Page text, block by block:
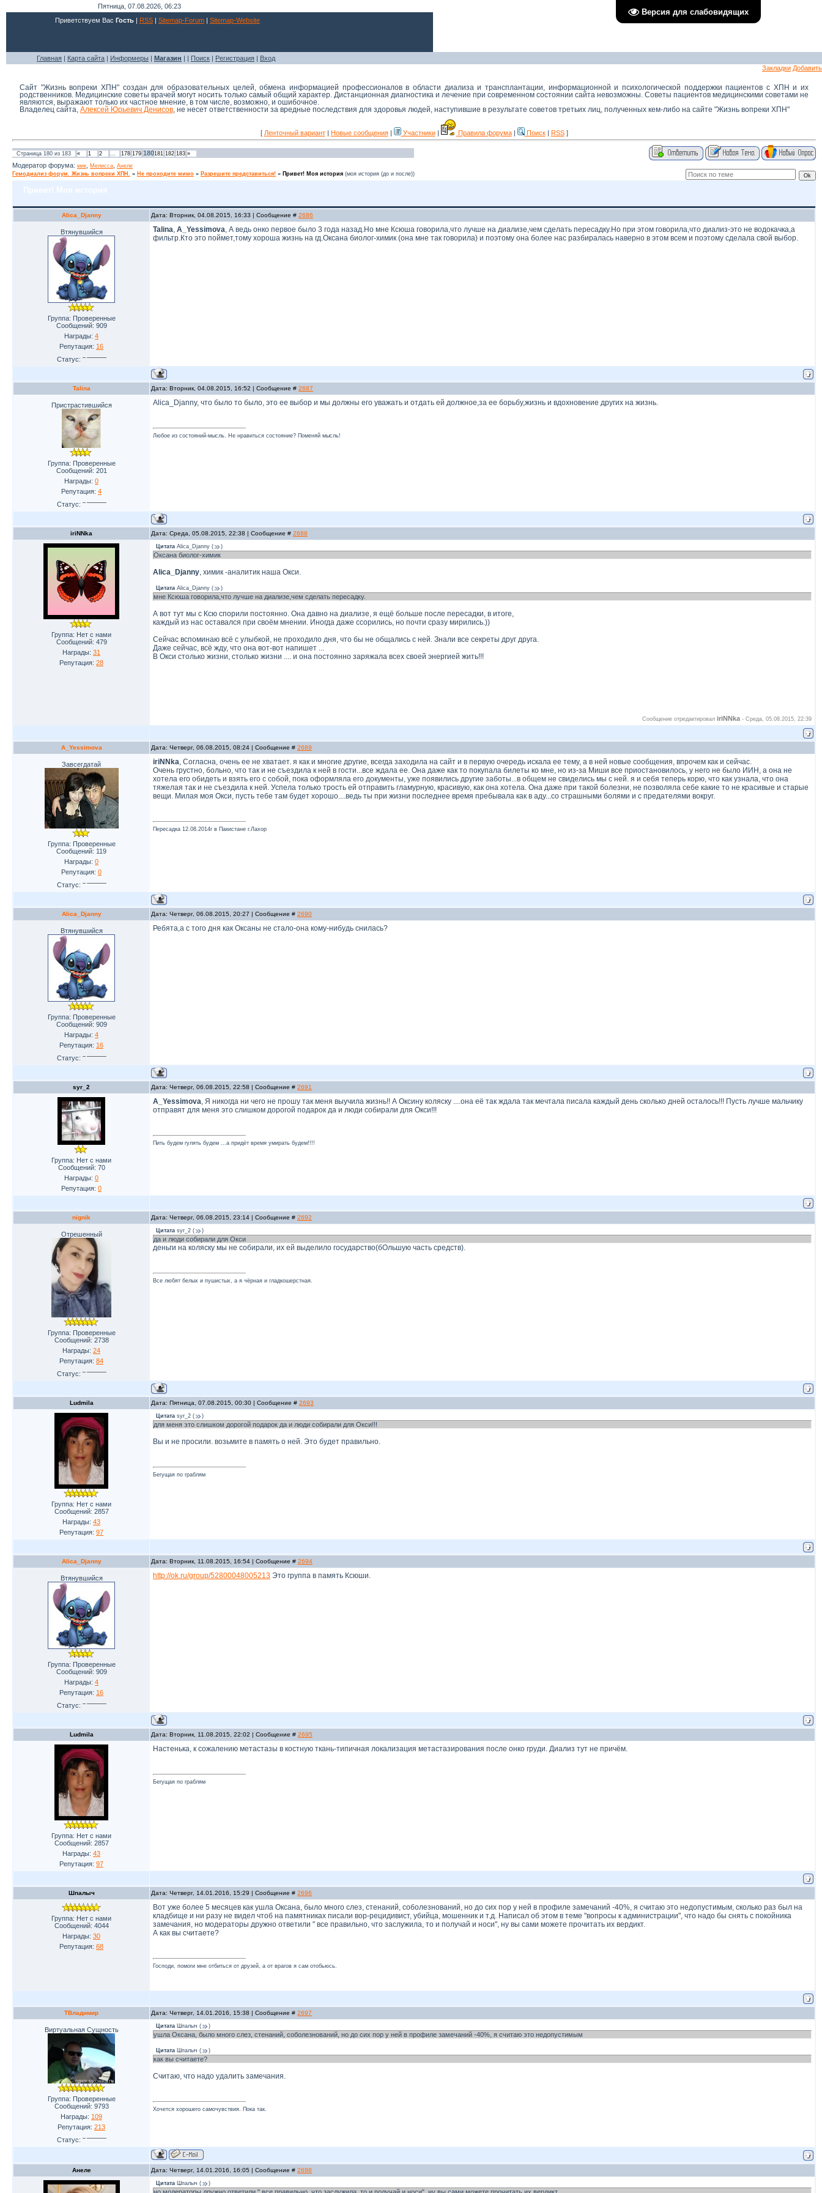
Версия для слабовидящих
Пятница, 07.08.2026, 06:23
Приветствуем Вас Гость | RSS | Sitemap-Forum | Sitemap-Website
Главная | Карта сайта | Информеры | Магазин | | Поиск | Регистрация | Вход
Закладки Добавить
Сайт "Жизнь вопреки ХПН" создан для образовательных целей, обмена информацией профессионалов в области диализа и трансплантации, информационной и психологической поддержки пациентов с ХПН и их
родственников. Медицинские советы врачей могут носить только самый общий характер. Дистанционная диагностика и лечение при современном состоянии сайта невозможны. Советы пациентов медицинскими советами не
являются, выражают только их частное мнение, в том числе, возможно, и ошибочное.
Владелец сайта, Алексей Юрьевич Денисов , не несет ответственности за вредные последствия для здоровья людей, наступившие в результате советов третьих лиц, полученных кем-либо на сайте "Жизнь вопреки ХПН"
[ Ленточный вариант| Новые сообщения| Участники| Правила форума| Поиск| RSS]
Страница 180 из 183 « 1 2 … 178 179 180181 182 183 »
Модератор форума: мик Мелисса Анеле
Гемодиализ форум. Жизнь вопреки ХПН. » Не проходите мимо » Разрешите представиться! » Привет! Моя история (моя история (до и после))
Привет! Моя история
Alica_Djanny Дата: Вторник, 04.08.2015, 16:33 | Сообщение # 2686
Втянувшийся
Группа: Проверенные
Сообщений: 909
Награды: 4
Репутация: 16
Статус:
Talina, A_Yessimova, А ведь онко первое было 3 года назад.Но мне Ксюша говорила,что лучше на диализе,чем сделать пересадку.Но при этом говорила,что диализ-это не водокачка,а
фильтр.Кто это поймет,тому хороша жизнь на гд.Оксана биолог-химик (она мне так говорила) и поэтому она более нас разбиралась наверно в этом всем и поэтому сделала свой выбор.
Talina Дата: Вторник, 04.08.2015, 16:52 | Сообщение # 2687
Пристрастившийся
Группа: Проверенные
Сообщений: 201
Награды: 0
Репутация: 4
Статус:
Alica_Djanny, что было то было, это ее выбор и мы должны его уважать и отдать ей должное,за ее борьбу,жизнь и вдохновение других на жизнь.
Любое из состояний-мысль. Не нравиться состояние? Поменяй мысль!
iriNNka Дата: Среда, 05.08.2015, 22:38 | Сообщение # 2688
Группа: Нет с нами
Сообщений: 479
Награды: 31
Репутация: 28
Цитата Alica_Djanny ( )
Оксана биолог-химик
Alica_Djanny, химик -аналитик наша Окси.
Цитата Alica_Djanny ( )
мне Ксюша говорила,что лучше на диализе,чем сделать пересадку.
А вот тут мы с Ксю спорили постоянно. Она давно на диализе, я ещё больше после пересадки, в итоге,
каждый из нас оставался при своём мнении. Иногда даже ссорились, но почти сразу мирились.))
Сейчас вспоминаю всё с улыбкой, не проходило дня, что бы не общались с ней. Знали все секреты друг друга.
Даже сейчас, всё жду, что она вот-вот напишет ...
В Окси столько жизни, столько жизни .... и она постоянно заряжала всех своей энергией жить!!!
Сообщение отредактировал iriNNka - Среда, 05.08.2015, 22:39
A_Yessimova Дата: Четверг, 06.08.2015, 08:24 | Сообщение # 2689
Завсегдатай
Группа: Проверенные
Сообщений: 119
Награды: 0
Репутация: 0
Статус:
iriNNka, Согласна, очень ее не хватает. я как и многие другие, всегда заходила на сайт и в первую очередь искала ее тему, а в ней новые сообщения, впрочем как и сейчас.
Очень грустно, больно, что так и не съездила к ней в гости...все ждала ее. Она даже как то покупала билеты ко мне, но из-за Миши все приостановилось, у него не было ИИН, а она не
хотела его обидеть и взять его с собой, пока оформляла его документы, уже появились другие заботы...в общем не свиделись мы с ней. я и себя теперь корю, что как узнала, что она
тяжелая так и не съездила к ней. Успела только трость ей отправить гламурную, красивую, как она хотела. Она даже при такой болезни, не позволяла себе какие то не красивые и старые
вещи. Милая моя Окси, пусть тебе там будет хорошо....ведь ты при жизни последнее время пребывала как в аду...со страшными болями и с предателями вокруг.
Пересадка 12.08.2014г в Пакистане г.Лахор
Alica_Djanny Дата: Четверг, 06.08.2015, 20:27 | Сообщение # 2690
Втянувшийся
Группа: Проверенные
Сообщений: 909
Награды: 4
Репутация: 16
Статус:
Ребята,а с того дня как Оксаны не стало-она кому-нибудь снилась?
syr_2 Дата: Четверг, 06.08.2015, 22:58 | Сообщение # 2691
Группа: Нет с нами
Сообщений: 70
Награды: 0
Репутация: 0
A_Yessimova, Я никогда ни чего не прошу так меня выучила жизнь!! А Оксину коляску ....она её так ждала так мечтала писала каждый день сколько дней осталось!!! Пусть лучше мальчику
отправят для меня это слишком дорогой подарок да и люди собирали для Окси!!!
Пить будем гулять будем ...а придёт время умирать будем!!!!
nignik Дата: Четверг, 06.08.2015, 23:14 | Сообщение # 2692
Отрешенный
Группа: Проверенные
Сообщений: 2738
Награды: 24
Репутация: 84
Статус:
Цитата syr_2 ( )
да и люди собирали для Окси
деньги на коляску мы не собирали, их ей выделило государство(бОльшую часть средств).
Все любят белых и пушистых, а я чёрная и гладкошерстная.
Ludmila Дата: Пятница, 07.08.2015, 00:30 | Сообщение # 2693
Группа: Нет с нами
Сообщений: 2857
Награды: 43
Репутация: 97
Цитата syr_2 ( )
для меня это слишком дорогой подарок да и люди собирали для Окси!!!
Вы и не просили. возьмите в память о ней. Это будет правильно.
Бегущая по граблям
Alica_Djanny Дата: Вторник, 11.08.2015, 16:54 | Сообщение # 2694
Втянувшийся
Группа: Проверенные
Сообщений: 909
Награды: 4
Репутация: 16
Статус:
http://ok.ru/group/52800048005213 Это группа в память Ксюши.
Ludmila Дата: Вторник, 11.08.2015, 22:02 | Сообщение # 2695
Группа: Нет с нами
Сообщений: 2857
Награды: 43
Репутация: 97
Настенька, к сожалению метастазы в костную ткань-типичная локализация метастазирования после онко груди. Диализ тут не причём.
Бегущая по граблям
Шпалыч Дата: Четверг, 14.01.2016, 15:29 | Сообщение # 2696
Группа: Нет с нами
Сообщений: 4044
Награды: 30
Репутация: 68
Вот уже более 5 месяцев как ушла Оксана, было много слез, стенаний, соболезнований, но до сих пор у ней в профиле замечаний -40%, я считаю это недопустимым, сколько раз был на
кладбище и ни разу не видел чтоб на памятниках писали вор-рецидивист, убийца, мошенник и т.д. Написал об этом в теме "вопросы к администрации", что надо бы снять с покойника
замечания, но модераторы дружно ответили " все правильно, что заслужила, то и получай и носи", ну вы сами можете прочитать их вердикт.
А как вы считаете?
Господи, помоги мне отбиться от друзей, а от врагов я сам отобьюсь.
ТВладимир Дата: Четверг, 14.01.2016, 15:38 | Сообщение # 2697
Виртуальная Сущность
Группа: Проверенные
Сообщений: 9793
Награды: 109
Репутация: 213
Статус:
Цитата Шпалыч ( )
ушла Оксана, было много слез, стенаний, соболезнований, но до сих пор у ней в профиле замечаний -40%, я считаю это недопустимым
Цитата Шпалыч ( )
как вы считаете?
Cчитаю, что надо удалить замечания.
Хочется хорошего самочувствия. Пока так.
Анеле Дата: Четверг, 14.01.2016, 16:05 | Сообщение # 2698
Цитата Шпалыч ( )